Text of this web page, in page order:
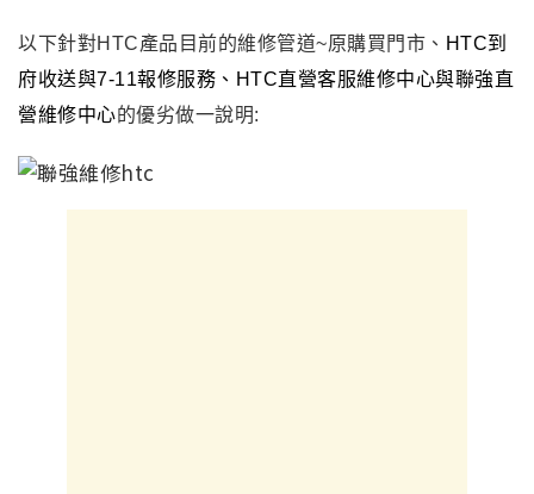
以下針對HTC產品目前的維修管道~原購買門市 、 HTC到
府收送與7-11報修服務 、 HTC直營客服維修中心與聯強直
營維修中心的優劣做一說明: